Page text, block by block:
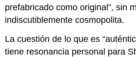
prefabricado como original”, sin
indiscutiblemente cosmopolita.
La cuestión de lo que es
tiene resonancia personal para